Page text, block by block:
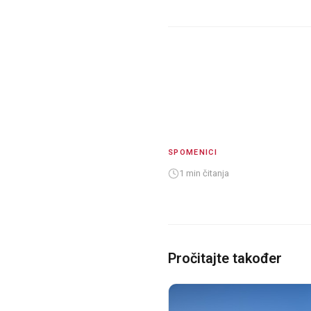
SPOMENICI
1 min čitanja
Pročitajte također